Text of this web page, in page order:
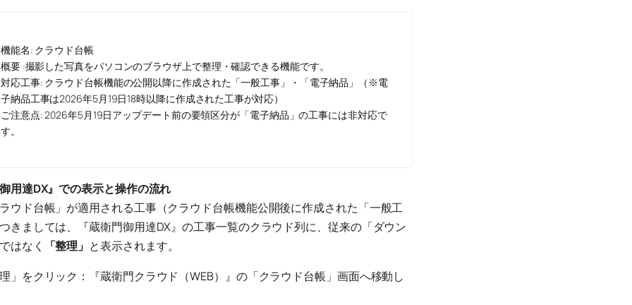
機能名: クラウド台帳
概要 :撮影した写真をパソコンのブラウザ上で整理・確認できる機能です。
対応工事: クラウド台帳機能の公開以降に作成された「一般工事」・「電子納品」（※電
子納品工事は2026年5月19日18時以降に作成された工事が対応）
ご注意点: 2026年5月19日アップデート前の要領区分が「電子納品」の工事には非対応で
す。
御用達DX』での表示と操作の流れ
ウド台帳」が適用される工事（クラウド台帳機能公開後に作成された「一般工
きましては、『蔵衛門御用達DX』の工事一覧のクラウド列に、従来の「ダウン
はなく
「整理」 と表示されます。
」をクリック：『蔵衛門クラウド（WEB）』の「クラウド台帳」画面へ移動し